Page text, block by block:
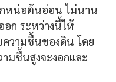
หน่อต้นอ่อน ไม่นาน
อก ระหว่างนี้ให้
วามชื้นของดิน โดย
มชื้นสูงจะงอกและ